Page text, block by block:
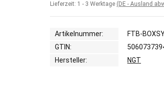
Lieferzeit: 1 - 3 Werktage (DE - Ausland
Artikelnummer:
FTB-
GTIN:
Hersteller:
NGT